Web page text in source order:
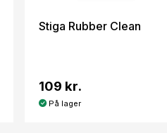
Stiga Rubber Clean
109 kr.
På lager